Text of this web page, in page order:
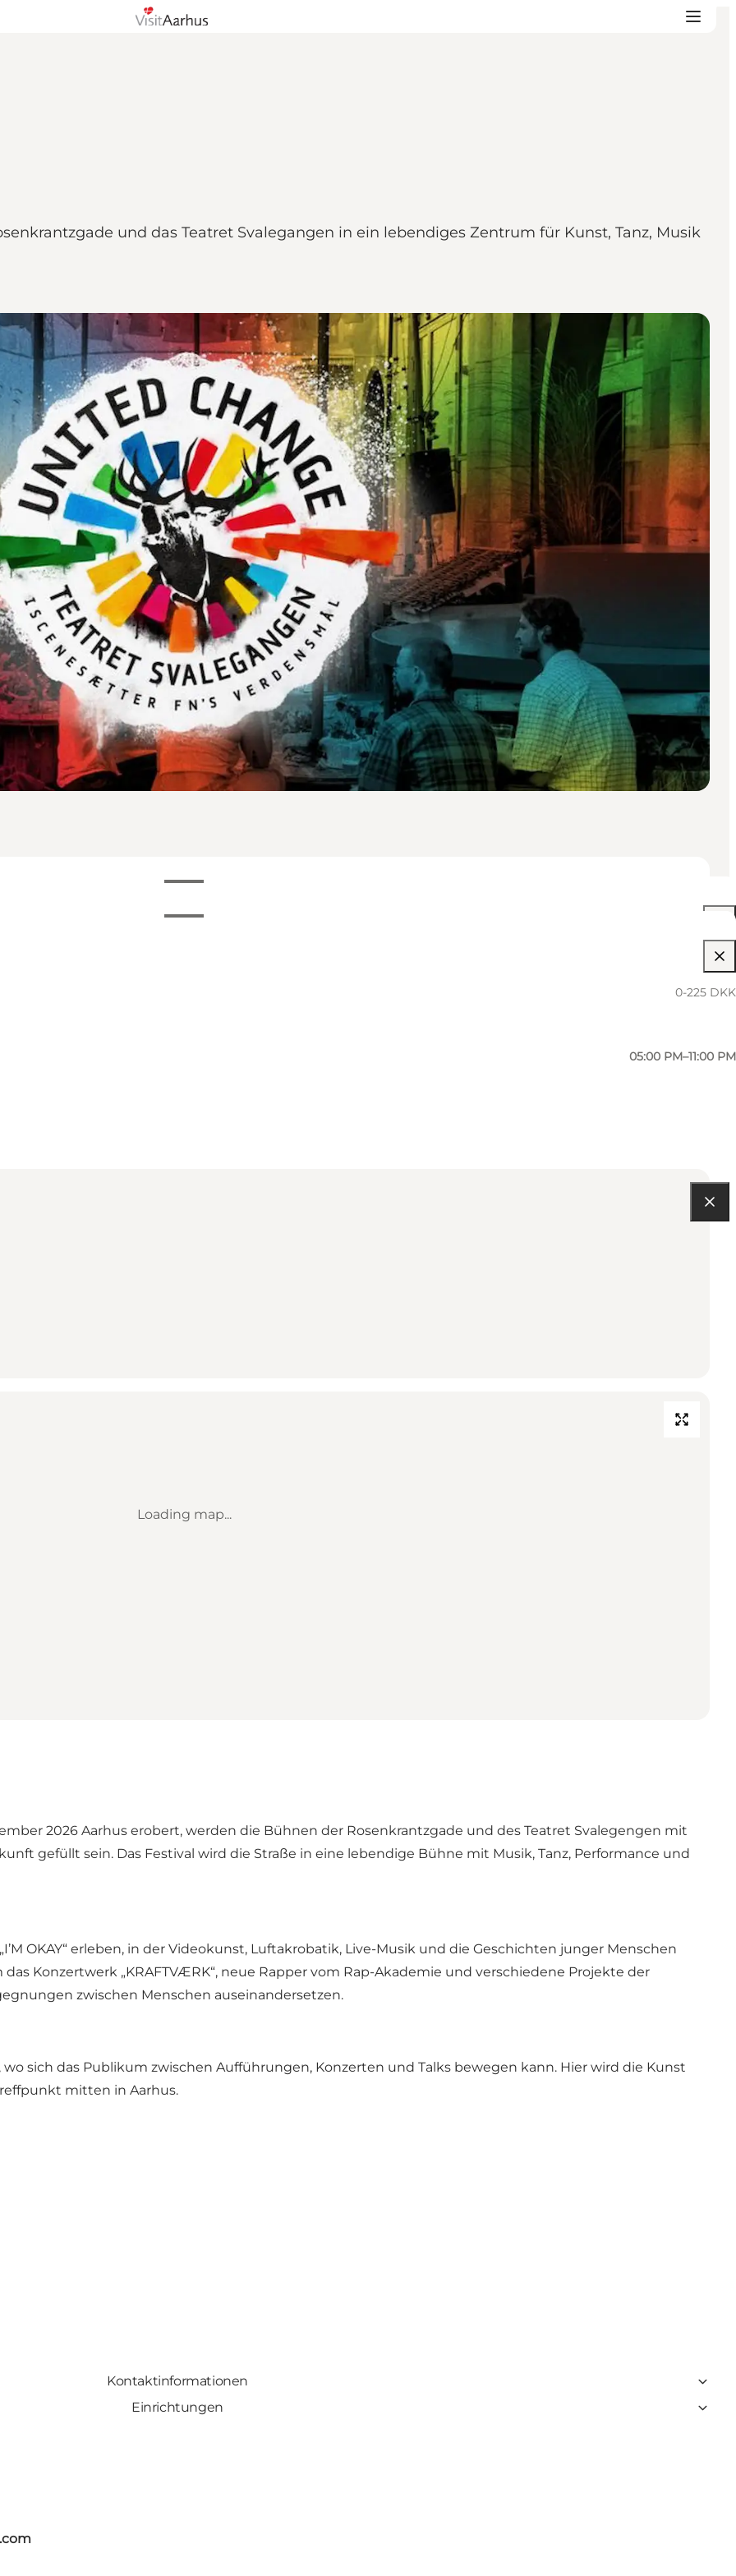
und das Teatret Svalegangen in ein lebendiges Zentrum für Kunst, Tanz, Musik
05:00 PM–11:00 PM
05:00 PM–11:00 PM
05:00 PM–11:00 PM
0-225 DKK
Loading map...
2026 Aarhus erobert, werden die Bühnen der Rosenkrantzgade und des Teatret Svalegengen mit
gefüllt sein. Das Festival wird die Straße in eine lebendige Bühne mit Musik, Tanz, Performance und
OKAY“ erleben, in der Videokunst, Luftakrobatik, Live-Musik und die Geschichten junger Menschen
Konzertwerk „KRAFTVÆRK“, neue Rapper vom Rap-Akademie und verschiedene Projekte der
zwischen Menschen auseinandersetzen.
sich das Publikum zwischen Aufführungen, Konzerten und Talks bewegen kann. Hier wird die Kunst
mitten in Aarhus.
Kontaktinformationen
Einrichtungen